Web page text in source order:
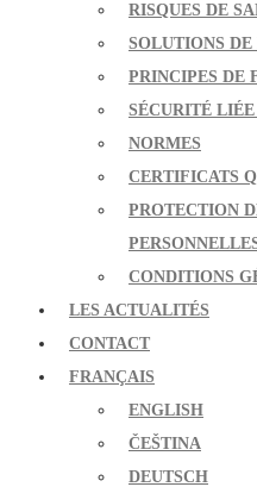
RISQUES DE
SOLUTIONS
PRINCIPES DE
SÉCURITÉ
NORMES
CERTIFICATS
PROTECTION
CONDITIONS
LES ACTUALITÉS
CONTACT
FRANÇAIS
ENGLISH
ČEŠTINA
DEUTSCH